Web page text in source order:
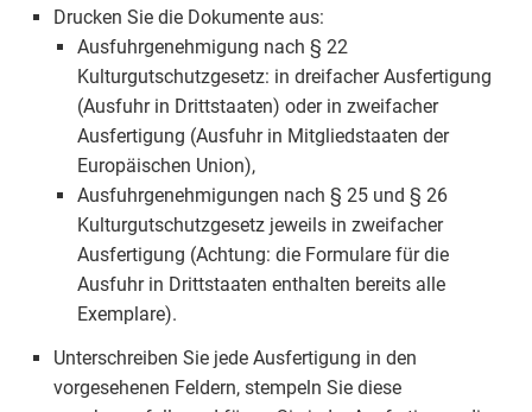
Drucken Sie die Dokumente aus:
Ausfuhrgenehmigung nach § 22
Kulturgutschutzgesetz: in dreifacher Ausfertigung
(Ausfuhr in Drittstaaten) oder in zweifacher
Ausfertigung (Ausfuhr in Mitgliedstaaten der
Europäischen Union),
Ausfuhrgenehmigungen nach § 25 und § 26
Kulturgutschutzgesetz jeweils in zweifacher
Ausfertigung (Achtung: die Formulare für die
Ausfuhr in Drittstaaten enthalten bereits alle
Exemplare).
Unterschreiben Sie jede Ausfertigung in den
vorgesehenen Feldern, stempeln Sie diese